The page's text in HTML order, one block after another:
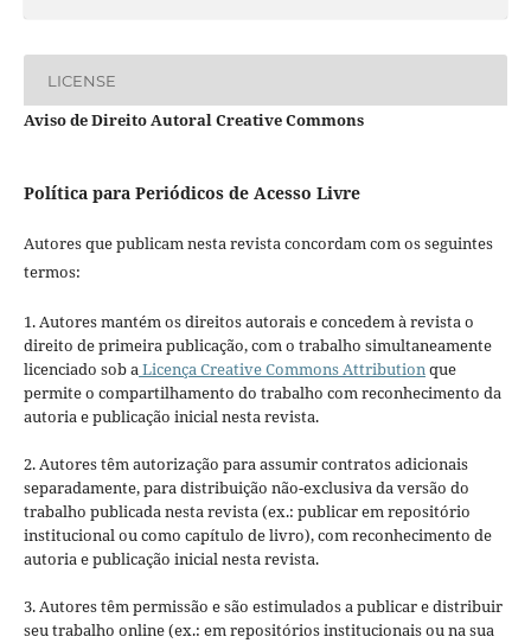
LICENSE
Aviso de Direito Autoral Creative Commons
Política para Periódicos de Acesso Livre
Autores que publicam nesta revista concordam com os seguintes
termos:
1. Autores mantém os direitos autorais e concedem à revista o
direito de primeira publicação, com o trabalho simultaneamente
licenciado sob aLicença Creative Commons Attributionque
permite o compartilhamento do trabalho com reconhecimento da
autoria e publicação inicial nesta revista.
2. Autores têm autorização para assumir contratos adicionais
separadamente, para distribuição não-exclusiva da versão do
trabalho publicada nesta revista (ex.: publicar em repositório
institucional ou como capítulo de livro), com reconhecimento de
autoria e publicação inicial nesta revista.
3. Autores têm permissão e são estimulados a publicar e distribuir
seu trabalho online (ex.: em repositórios institucionais ou na sua